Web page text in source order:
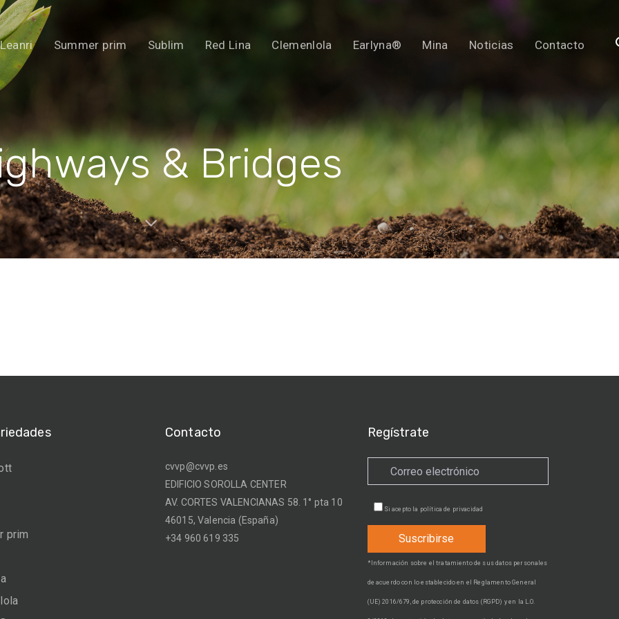
Leanri Summer prim Sublim Red Lina Clemenlola Earlyna® Mina Noticias Contacto
& Bridges
prim
Contacto
cvvp@cvvp.es
EDIFICIO SOROLLA CENTER
AV. CORTES VALENCIANAS 58. 1° pta 10
46015, Valencia (España)
+34 960 619 335
Regístrate
Si acepto la política de privacidad
*Información sobre el tratamiento de sus datos personales
de acuerdo con lo establecido en el Reglamento General
(UE) 2016/679, de protección de datos (RGPD) y en la L.O.